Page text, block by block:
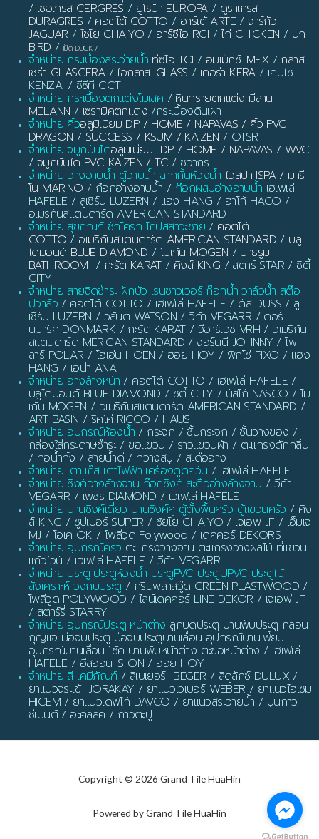
/ เซอเกรส CERGRES / ยูโรป้า EUROPA/ ดูราเกรส
DURAGRES / คอตโต้ COTTO / อาร์เต้ ARTE /จาร์กัว
JAGUAR / ไชโย CHAIYO / อาร์ซีไอ RCI /ไก่ CHICKEN / นก
BIRD / เป็ด DUCK /
จำหน่าย กระเบื้องสระว่ายน้ำ ทีซีไอ TCI / อิมเม็กซ์ IMEX/ กลาส
เซร่า GLASCERA/ไอกลาส IGLASS / เคอร่า KERA/ เคนไซ
KENZAI / ซีซีที CCT
จำหน่าย กระเบื้องตกแต่งโมเสค / หินทรายตกแต่ง มีลาน
MELANN / เซรามิคตกแต่ง /กระเบื้องดินเผา
จำหน่าย คิ้วอลูมิเนียม DP / HOME / NAPAVAS / คิ้ว PVC
DRAGON / SUCCESS / KSUM / KAIZEN / OTSR
จำหน่าย จมูกบันไดอลูมิเนียม DP / HOME / NAPAVAS / WVC
/ จมูกบันได PVC KAIZEN / TC / ชวากร
จำหน่าย อ่างอาบน้ำ ตู้อาบน้ำ ฉากกั้นห้องน้ำ ไอสปา ISPA / มารี
โน MARINO / ก๊อกอ่างอาบน้ำ / ก๊อกผสมอ่างอาบน้ำ เฮเฟเล่
HAFELE / ลูเซิร์น LUZERN / แฮง HANG / ฮาโก้ HACO /
อเมริกันสแตนดาร์ด AMERICAN STANDARD
จำหน่าย สุขภัณฑ์ ชักโครก โถปัสสาวะชาย / คอตโต้
COTTO / อเมริกันสแตนดาร์ด AMERICAN STANDARD / บลู
ไดมอนด์ BLUE DIAMOND / โมเก้น MOGEN / บาธรูม
BATHROOM / กะรัต KARAT/ คิงส์ KING / สตาร์ STAR / ซิตี้
CITY
จำหน่าย สายฉีดชำระ ฝักบัว เรนชาวเวอร์ ก๊อกน้ำ วาล์วน้ำ สต๊อ
ปวาล์ว / คอตโต้ COTTO / เฮเฟเล่ HAFELE / ดัส DUSS / ลู
เซิร์น LUZERN / วสันต์ WATSON / วีก้า VEGARR / ดอร์
นมาร์ค DONMARK / กะรัต KARAT / วีอาร์เอช VRH / อเมริกัน
สแตนดาร์ด MERICAN STANDARD / จอร์นนี JOHNNY / โพ
ลาร์ POLAR / โฮเอ่น HOEN / ฮอย HOY / พิกโซ่ PIXO / แฮง
HANG / เอน่า ANA
จำหน่าย อ่างล้างหน้า / คอตโต้ COTTO / เฮเฟเล่ HAFELE /
บลูไดมอนด์ BLUE DIAMOND / ซิตี้ CITY / นัสโก้ NASCO / โม
เก้น MOGEN / อเมริกันสแตนดาร์ด AMERICAN STANDARD /
ART BASIN / ริคโค่ RICCO / HAUS
จำหน่าย อุปกรณ์ห้องน้ำ / กระจก / ชั้นกระจก / ชั้นวางของ /
กล่องใส่กระดาษชำระ / ขอแขวน / ราวแขวนผ้า / ตะแกรงดักกลิ่น
/ ท่อน้ำทิ้ง / สายน้ำดี / ที่วางสบู่ / สะดืออ่าง
จำหน่าย เตาแก๊ส เตาไฟฟ้า เครื่องดูดควัน / เฮเฟเล่ HAFELE
จำหน่าย ซิงค์อ่างล้างจาน ก๊อกซิงค์ สะดืออ่างล้างจาน / วีก้า
VEGARR / เพชร DIAMOND / เฮเฟเล่ HAFELE
จำหน่าย บานซิงค์เดี่ยว บานซิงค์คู่ ตู้ตั้งพื้นครัว ตู้แขวนครัว / คิง
ส์ KING / ซูปเปอร์ SUPER / ชัยโย CHAIYO / เจเอฟ JF / เอ็มเจ
MJ / โอเค OK / โพลีวูด Polywood / เดคคอร์ DEKORS
จำหน่าย อุปกรณ์ครัว ตะแกรงวางจาน ตะแกรงวางผลไม้ ที่แขวน
แก้วไวน์ / เฮเฟเล่ HAFELE / วีก้า VEGARR
จำหน่าย ประตู ประตูห้องน้ำ ประตูPVC ประตูUPVC ประตูไม้
สังเคราะห์ วงกบประตู / กรีนพลาสวู๊ด GREEN PLASTWOOD /
โพลีวูด POLYWOOD / ไลน์เดคคอร์ LINE DEKOR / เจเอฟ JF
/ สตาร์รี่ STARRY
จำหน่าย อุปกรณ์ประตู หน้าต่าง ลูกบิดประตู บานพับประตู กลอน
กุญแจ มือจับประตู มือจับประตูบานเลื่อน อุปกรณ์บานเฟี้ยม
อุปกรณ์บานเลื่อน โช้ค บานพับหน้าต่าง ตะขอหน้าต่าง / เฮเฟเล่
HAFELE / อีสออน IS ON / ฮอย HOY
จำหน่าย สี เคมีภัณฑ์/ สีเบเยอร์ BEGER / สีดูลักซ์ DULUX /
ยาแนวจระเข้ JORAKAY / ยาแนวเวเบอร์ WEBER / ยาแนวไฮเซม
HICEM / ยาแนวเดฟโก้ DAVCO / ยาแนวสระว่ายน้ำ / ปูนกาว
ซีเมนต์ / อะคลิลิค / กาวตะปู
Copyright © 2026 Grand Tile HuaHin
Powered by Grand Tile HuaHin